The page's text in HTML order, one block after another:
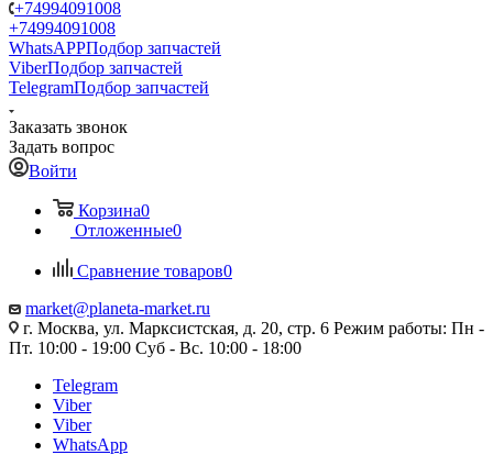
+74994091008
+74994091008
WhatsAPPПодбор запчастей
ViberПодбор запчастей
TelegramПодбор запчастей
Заказать звонок
Задать вопрос
Войти
Корзина0
Отложенные0
Сравнение товаров0
market@planeta-market.ru
г. Москва, ул. Марксистская, д. 20, стр. 6 Режим работы: Пн -
Пт. 10:00 - 19:00 Суб - Вс. 10:00 - 18:00
Telegram
Viber
Viber
WhatsApp